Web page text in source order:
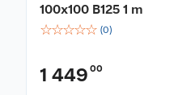
100x100 B125 1 m
☆☆☆☆☆ (0)
1 449 00